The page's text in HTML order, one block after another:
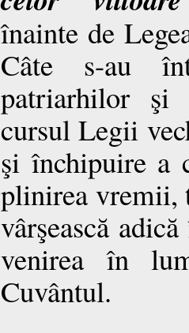
înainte de
Câte s-au
patriarhilor
cursul Legii
şi închipuire a
plinirea vremii,
vârşească
venirea în
Cuvântul.